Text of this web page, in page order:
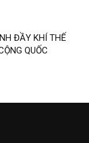
ĐẦY KHÍ THẾ
QUỐC